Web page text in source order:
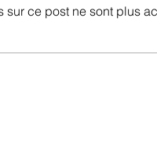
sur ce post ne sont plus